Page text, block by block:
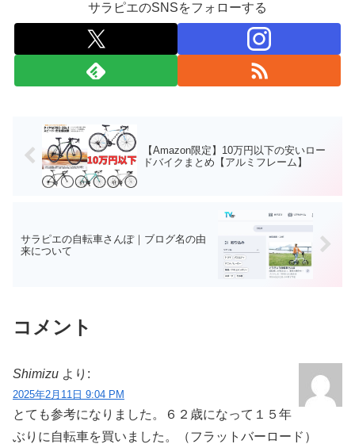
サラピエのSNSをフォローする
【Amazon限定】10万円以下の安いロー
ドバイクまとめ【アルミフレーム】
サラピエの自転車さんぽ｜ブログ名の由
来について
コメント
Shimizu より:
2025年2月11日 9:04 PM
とても参考になりました。６２歳になって１５年
ぶりに自転車を買いました。（フラットバーロード）